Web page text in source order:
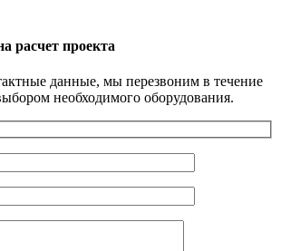
расчет проекта
данные, мы перезвоним в течение
необходимого оборудования.